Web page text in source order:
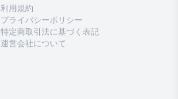
利用規約
プライバシーポリシー
特定商取引法に基づく表記
運営会社について